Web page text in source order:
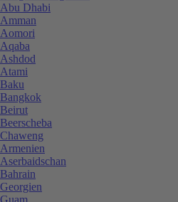
Abu Dhabi
Amman
Aomori
Aqaba
Ashdod
Atami
Baku
Bangkok
Beirut
Beerscheba
Chaweng
Armenien
Aserbaidschan
Bahrain
Georgien
Guam